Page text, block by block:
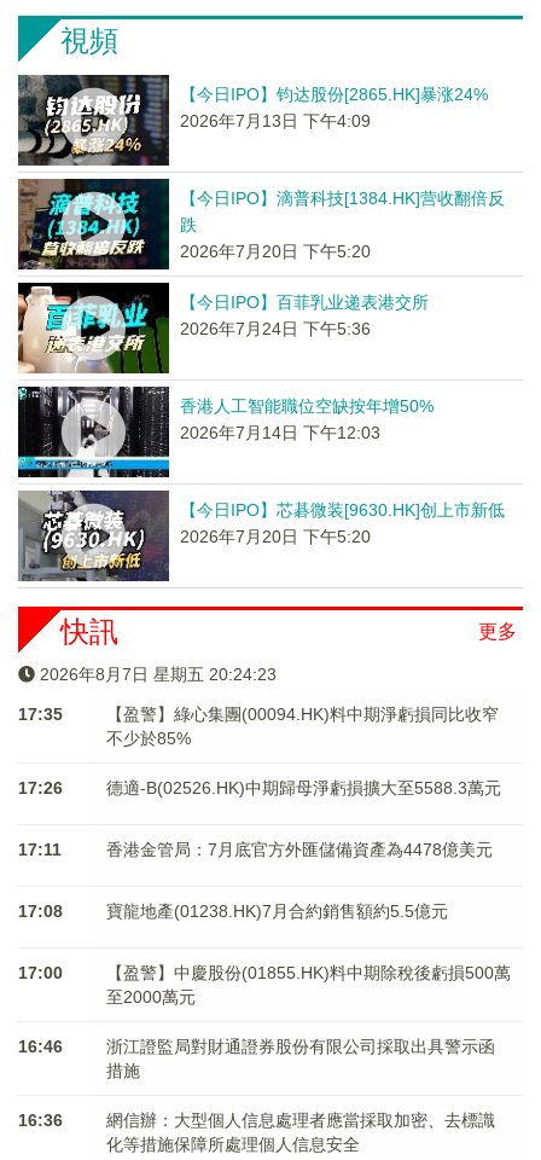
視頻
【今日IPO】钧达股份[2865.HK]暴涨24%
2026年7月13日 下午4:09
【今日IPO】滴普科技[1384.HK]营收翻倍反
跌
2026年7月20日 下午5:20
【今日IPO】百菲乳业递表港交所
2026年7月24日 下午5:36
香港人工智能職位空缺按年增50%
2026年7月14日 下午12:03
【今日IPO】芯碁微装[9630.HK]创上市新低
2026年7月20日 下午5:20
更多
快訊
2026年8月7日 星期五 20:24:23
17:35
【盈警】綠心集團(00094.HK)料中期淨虧損同比收窄
不少於85%
17:26 德適-B(02526.HK)中期歸母淨虧損擴大至5588.3萬元
17:11 香港金管局：7月底官方外匯儲備資產為4478億美元
17:08 寶龍地產(01238.HK)7月合約銷售額約5.5億元
17:00
【盈警】中慶股份(01855.HK)料中期除稅後虧損500萬
至2000萬元
16:46
浙江證監局對財通證券股份有限公司採取出具警示函
措施
16:36
網信辦：大型個人信息處理者應當採取加密、去標識
化等措施保障所處理個人信息安全